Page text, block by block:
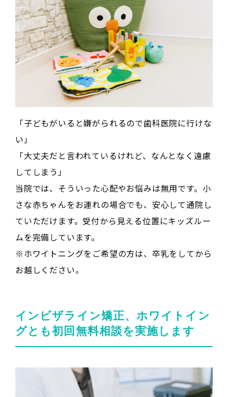
「子どもがいると嫌がられるので歯科医院に行けな
い」
「大丈夫だと言われているけれど、なんとなく遠慮
してしまう」
当院では、そういった心配やお悩みは無用です。小
さな赤ちゃんをお連れの場合でも、安心して通院し
ていただけます。受付から見える位置にキッズルー
ムを完備しています。
※ホワイトニングをご希望の方は、卒乳をしてから
お越しください。
インビザライン矯正、ホワイトイン
グとも初回無料相談を実施します